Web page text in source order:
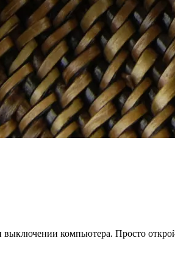
выключении компьютера. Просто